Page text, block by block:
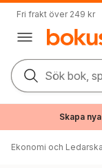
Fri frakt över 249 kr
Sök bok,
Skapa
Ekonomi och